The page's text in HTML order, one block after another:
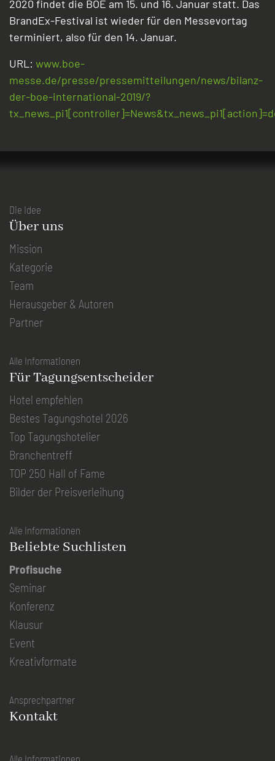
2020 findet die BOE am 15. und 16. Januar statt. Das
BrandEx-Festival ist wieder für den Messevortag
terminiert, also für den 14. Januar.
URL: www.boe-
messe.de/presse/pressemitteilungen/news/bilanz-
der-boe-international-2019/?
Die Idee
Über uns
Mission
Kategorie
Team
Herausgeber & Autoren
Partner
Alle Informationen
Für Tagungsentscheider
Hotel empfehlen
Bestes Tagungshotel 2026
Top Tagungshotelier
Branchentreff
TOP 250 Hall of Fame
Bilder der Preisverleihung
Alle Informationen
Beliebte Suchlisten
Profisuche
Seminar
Konferenz
Klausur
Event
Kreativformate
Ansprechpartner
Kontakt
Alle Informationen